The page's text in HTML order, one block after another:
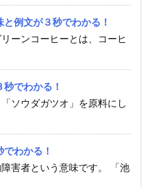
と例文が３秒でわかる！
ーンコーヒーとは、コーヒ
秒でわかる！
ソウダガツオ」を原料にし
でわかる！
害者という意味です。 「池